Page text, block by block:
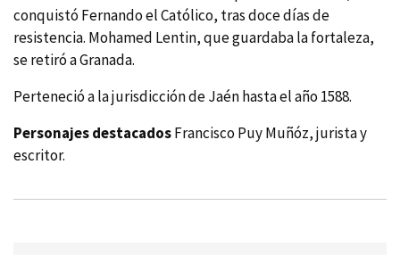
conquistó Fernando el Católico, tras doce dí­as de
resistencia. Mohamed Lentin, que guardaba la fortaleza,
se retiró a Granada.
Perteneció a la jurisdicción de Jaén hasta el año 1588.
Personajes destacadosFrancisco Puy Muñóz, jurista y
escritor.